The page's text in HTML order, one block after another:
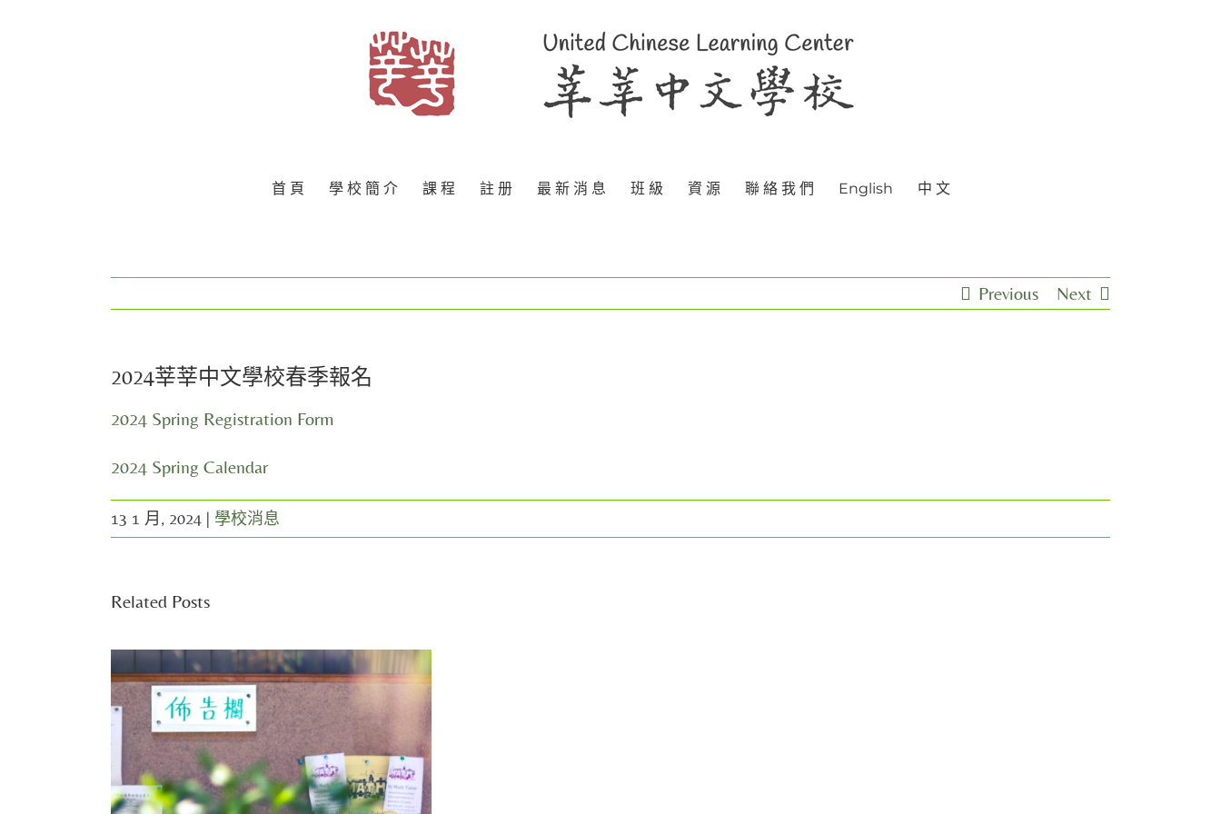
首 頁 學 校 簡 介 課 程 註 册 最 新 消 息 班 級 資 源 聯 絡 我 們 English 中 文
Previous Next
2024莘莘中文學校春季報名
2024 Spring Registration Form
2024 Spring Calendar
13 1 月, 2024 | 學校消息
Related Posts